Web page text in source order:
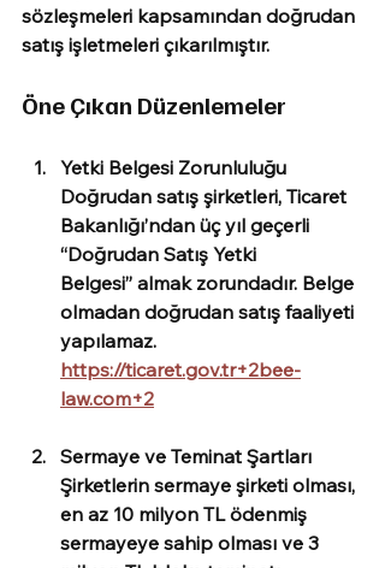
sözleşmeleri kapsamından doğrudan
satış işletmeleri çıkarılmıştır.
Öne Çıkan Düzenlemeler
Yetki Belgesi Zorunluluğu
Doğrudan satış şirketleri, Ticaret
Bakanlığı’ndan üç yıl geçerli
“Doğrudan Satış Yetki
Belgesi” almak zorundadır. Belge
olmadan doğrudan satış faaliyeti
yapılamaz.
https://ticaret.gov.tr+2bee-
law.com+2
Sermaye ve Teminat Şartları
Şirketlerin sermaye şirketi olması,
en az 10 milyon TL ödenmiş
sermayeye sahip olması ve 3